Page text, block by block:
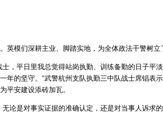
英模们深耕主业、脚踏实地，为全体政法干警树立
士，平日里我总觉得站岗执勤、训练备勤的日子平
年的坚守。”武警杭州支队执勤三中队战士席锠表
平安建设添砖加瓦。
无论是对事实证据的准确认定，还是对当事人诉求